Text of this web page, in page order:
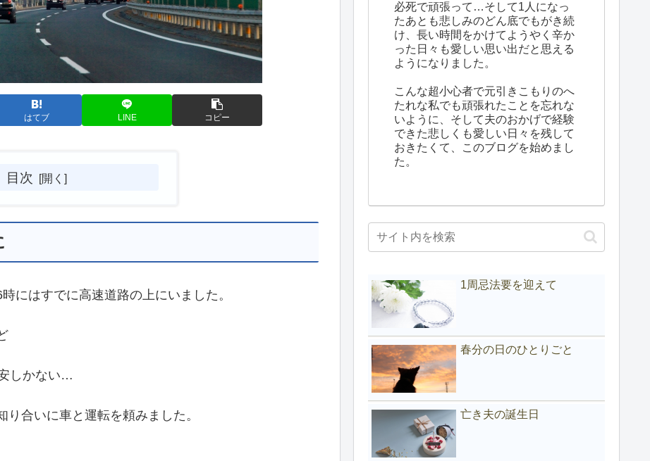
はてブ LINE コピー
目次
にはすでに高速道路の上にいました。
しかない…
合いに車と運転を頼みました。
必死で頑張って…そして1人になっ
たあとも悲しみのどん底でもがき続
け、長い時間をかけてようやく辛か
った日々も愛しい思い出だと思える
ようになりました。
こんな超小心者で元引きこもりのへ
たれな私でも頑張れたことを忘れな
いように、そして夫のおかげで経験
できた悲しくも愛しい日々を残して
おきたくて、このブログを始めまし
た。
1周忌法要を迎えて
春分の日のひとりごと
亡き夫の誕生日